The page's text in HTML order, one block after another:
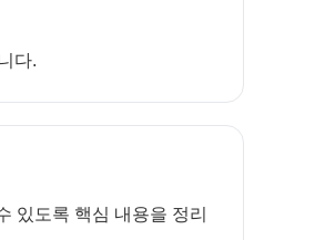
다.
있도록 핵심 내용을 정리